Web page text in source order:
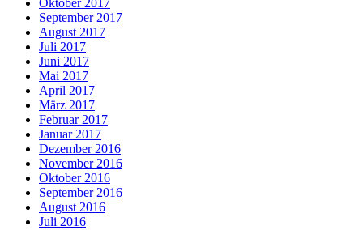
Oktober 2017
September 2017
August 2017
Juli 2017
Juni 2017
Mai 2017
April 2017
März 2017
Februar 2017
Januar 2017
Dezember 2016
November 2016
Oktober 2016
September 2016
August 2016
Juli 2016